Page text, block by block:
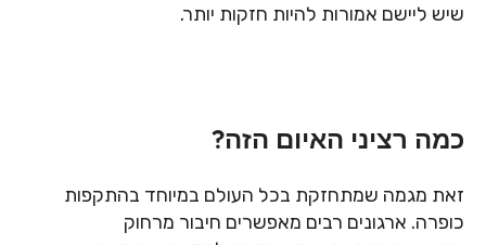
שיש ליישם אמורות להיות חזקות יותר.
כמה רציני האיום הזה?
זאת מגמה שמתחזקת בכל העולם במיוחד בהתקפות
כופרה. ארגונים רבים מאפשרים חיבור מרחוק